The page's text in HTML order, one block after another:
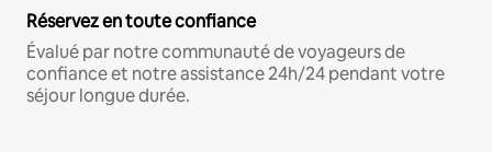
Réservez en toute confiance
Évalué par notre communauté de voyageurs de
confiance et notre assistance 24h/24 pendant votre
séjour longue durée.